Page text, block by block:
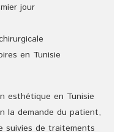
jour
en Tunisie
esthétique en Tunisie
la demande du patient,
suivies de traitements